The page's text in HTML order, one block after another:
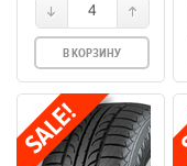
4
В КОРЗИНУ